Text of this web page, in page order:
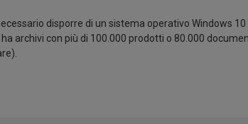
disporre di un sistema operativo Windows
archivi con più di 100.000 prodotti o 80.000